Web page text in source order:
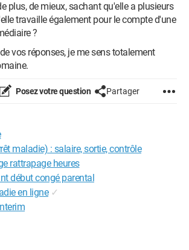
plus, de mieux, sachant qu'elle a plusieurs
travaille également pour le compte d'une
?
vos réponses, je me sens totalement
Posez votre question Partager
maladie) : salaire, sortie, contrôle
rattrapage heures
début congé parental
en ligne ✓